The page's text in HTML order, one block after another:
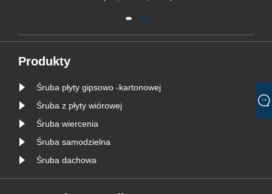
zalecanymi typami śrub do
304”. Ten typ wkrętu jest
powszechnie uważany za
Produkty
Śruba płyty gipsowo -kartonowej
Śruba z płyty wiórowej
Śruba wiercenia
Śruba samodzielna
Śruba dachowa